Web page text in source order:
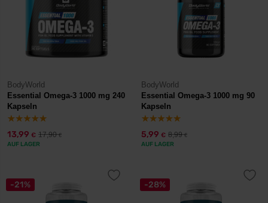
BodyWorld
Essential Omega-3 1000 mg 240
Kapseln
13,99 € 17,90€
AUF LAGER
BodyWorld
Essential Omega-3 1000 mg 90
Kapseln
5,99 € 8,99€
AUF LAGER
-21% -28%